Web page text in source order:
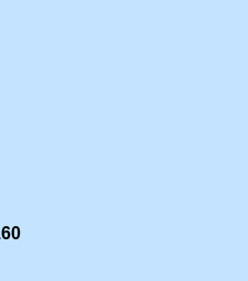
160 עמודים 70 ₪